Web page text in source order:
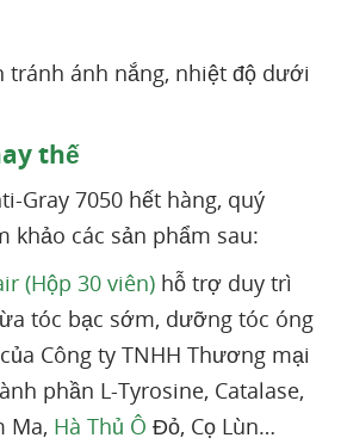
tránh ánh nắng, nhiệt độ dưới
thế
Gray 7050 hết hàng, quý
khảo các sản phẩm sau:
(Hộp 30 viên) hỗ trợ duy trì
tóc bạc sớm, dưỡng tóc óng
Công ty TNHH Thương mại
phần L-Tyrosine, Catalase,
Ma, Hà Thủ Ô Đỏ, Cọ Lùn…